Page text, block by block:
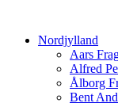
Nordjylland
Aars
Alfred
Ålborg
Bent